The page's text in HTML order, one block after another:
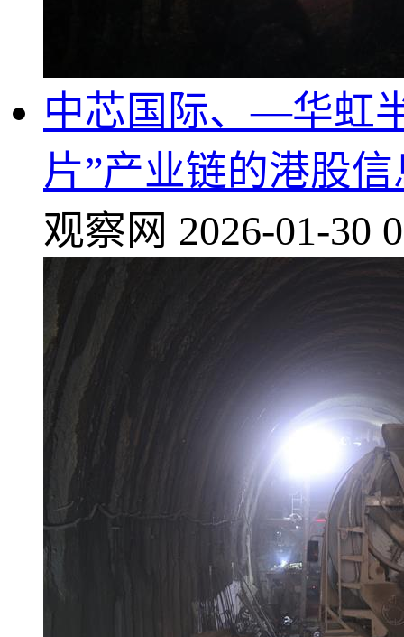
中芯国际、—华虹
片”产业链的港股
观察网 2026-01-30